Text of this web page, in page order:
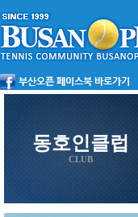
동호인클럽
CLUB